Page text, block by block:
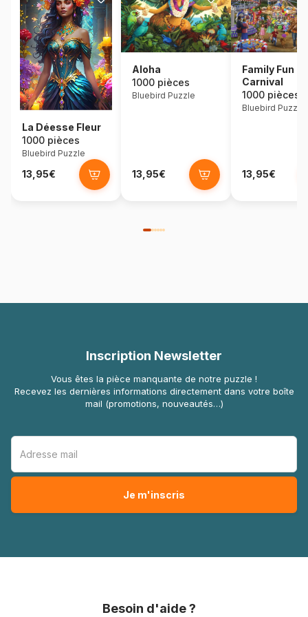
La Déesse Fleur
1000 pièces
Bluebird Puzzle
13,95€
Aloha
1000 pièces
Bluebird Puzzle
13,95€
Family Fun
Carnival
1000 pièces
Bluebird Puzzle
13,95€
Inscription Newsletter
Vous êtes la pièce manquante de notre puzzle !
Recevez les dernières informations directement dans votre boîte
mail (promotions, nouveautés…)
Besoin d'aide ?